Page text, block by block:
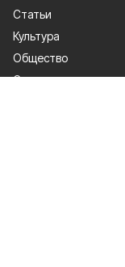
Статьи
Культура
Общество
Спорт